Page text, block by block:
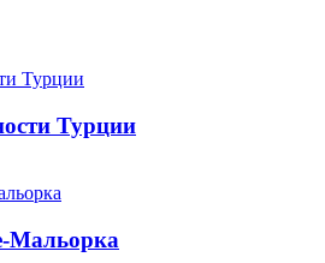
Турции
Мальорка